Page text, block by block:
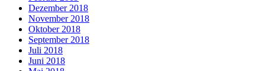
Dezember 2018
November 2018
Oktober 2018
September 2018
Juli 2018
Juni 2018